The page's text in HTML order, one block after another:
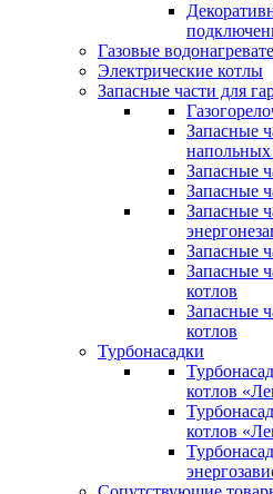
Газовые
Электрические котлы
Запасные части для
Запасные
напольных
Запасные
Запасные
Запасные
Запасные
Запасные
котлов
Запасные
котлов
Турбонасадки
котлов
котлов